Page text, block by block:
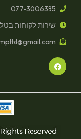
077-3006385
שירות לקוחות בטלפון -
F
a
c
o